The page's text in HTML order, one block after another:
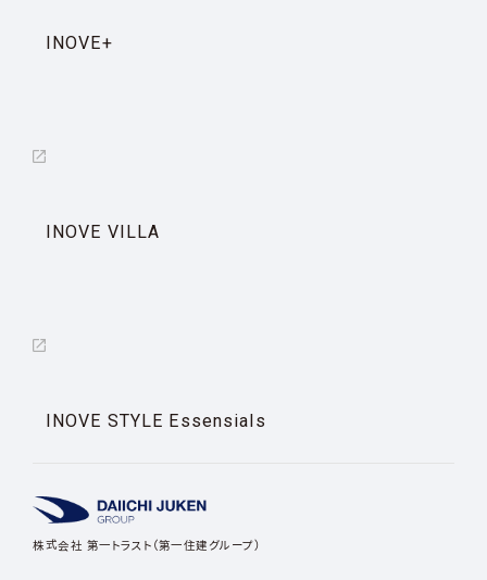
INOVE+
INOVE VILLA
INOVE STYLE Essensials
株式会社 第一トラスト（第一住建グループ）